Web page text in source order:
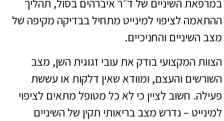
במרפאת השיניים של ד”ר איברהים בסול, תהליך
ההתאמה לציפוי למינייט מתחיל בבדיקה מקיפה של
מצב השיניים והחניכיים.
הצוות המקצועי בודק את עובי זגוגית השן, מצב
השורשים והעצם, ומוודא שאין דלקות או עששת
פעילה. חשוב לציין כי לא כל מטופל מתאים לציפוי
למינייט – נדרש מצב בריאותי תקין של השיניים